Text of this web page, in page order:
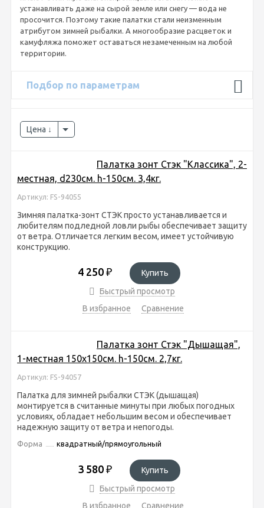
устанавливать даже на сырой земле или снегу — вода не
просочится. Поэтому такие палатки стали неизменным
атрибутом зимней рыбалки. А многообразие расцветок и
камуфляжа поможет оставаться незамеченным на любой
территории.
Подбор по параметрам
Цена
Палатка зонт Стэк "Классика", 2-
местная, d230см. h-150см. 3,4кг.
Артикул: FS-94055
Зимняя палатка-зонт СТЭК просто устанавливается и
любителям подледной ловли рыбы обеспечивает защиту
от ветра. Отличается легким весом, имеет устойчивую
конструкцию.
4 250 ₽
Купить
Быстрый просмотр
В избранное
Сравнение
Палатка зонт Стэк "Дышащая",
1-местная 150х150см. h-150см. 2,7кг.
Артикул: FS-94057
Палатка для зимней рыбалки СТЭК (дышащая)
монтируется в считанные минуты при любых погодных
условиях, обладает небольшим весом и обеспечивает
надежную защиту от ветра и непогоды.
Форма квадратный/прямоугольный
3 580 ₽
Купить
Быстрый просмотр
В избранное
Сравнение